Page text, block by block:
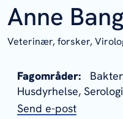
Anne
Veterinær, forsker,
Fagområder:
Husdyrhelse, Serologi
Send e-post